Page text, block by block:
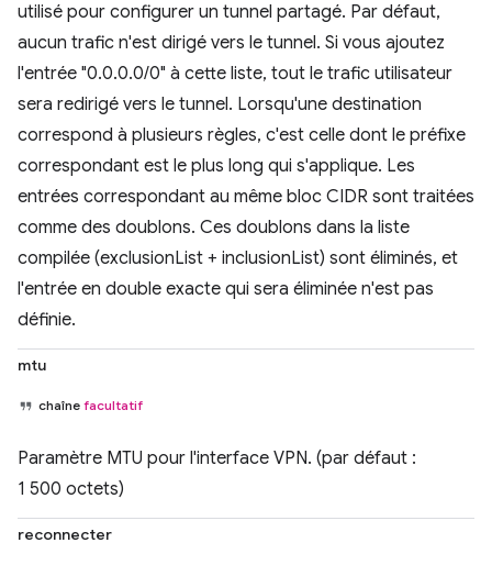
utilisé pour configurer un tunnel partagé. Par défaut,
aucun trafic n'est dirigé vers le tunnel. Si vous ajoutez
l'entrée "0.0.0.0/0" à cette liste, tout le trafic utilisateur
sera redirigé vers le tunnel. Lorsqu'une destination
correspond à plusieurs règles, c'est celle dont le préfixe
correspondant est le plus long qui s'applique. Les
entrées correspondant au même bloc CIDR sont traitées
comme des doublons. Ces doublons dans la liste
compilée (exclusionList + inclusionList) sont éliminés, et
l'entrée en double exacte qui sera éliminée n'est pas
définie.
mtu
chaîne facultatif
Paramètre MTU pour l'interface VPN. (par défaut :
1 500 octets)
reconnecter